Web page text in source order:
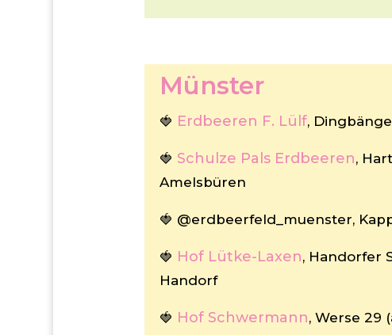
Münster
🍓 Erdbeeren F. Lülf,
🍓 Schulze Pals Erdbeeren,
Amelsbüren
🍓 @‌erdbeerfeld_muenster,
🍓 Hof Lütke-Laxen, Handorfer
Handorf
🍓 Hof Schwermann, Werse 29